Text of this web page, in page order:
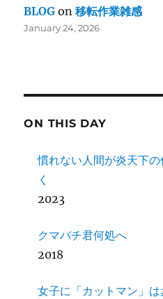
BLOG on移転作業雑感
January 24, 2026
ON THIS DAY
慣れない人間が炎天下
く
2023
クマバチ君何処へ
2018
女子に「カットマン」は